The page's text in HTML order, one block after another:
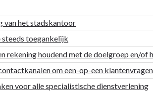
van het stadskantoor
toegankelijk
rekening houdend met de doelgroep en/of
om een-op-een
voor alle specialistische dienstverlening